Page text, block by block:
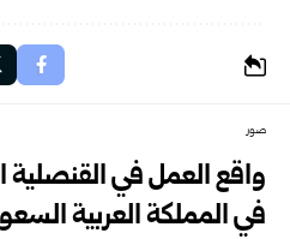
صور
واقع العمل في
في المملكة العربية